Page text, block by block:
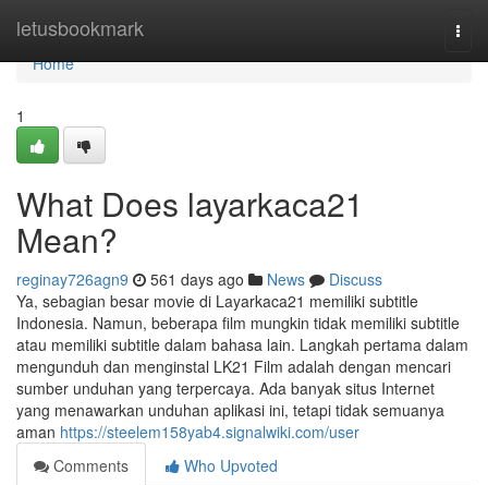
letusbookmark
Home
Home
1
What Does layarkaca21
Mean?
reginay726agn9 561 days ago News
Discuss
Ya, sebagian besar movie di Layarkaca21 memiliki subtitle
Indonesia. Namun, beberapa film mungkin tidak memiliki subtitle
atau memiliki subtitle dalam bahasa lain. Langkah pertama dalam
mengunduh dan menginstal LK21 Film adalah dengan mencari
sumber unduhan yang terpercaya. Ada banyak situs Internet
yang menawarkan unduhan aplikasi ini, tetapi tidak semuanya
aman https://steelem158yab4.signalwiki.com/user
Comments
Who Upvoted